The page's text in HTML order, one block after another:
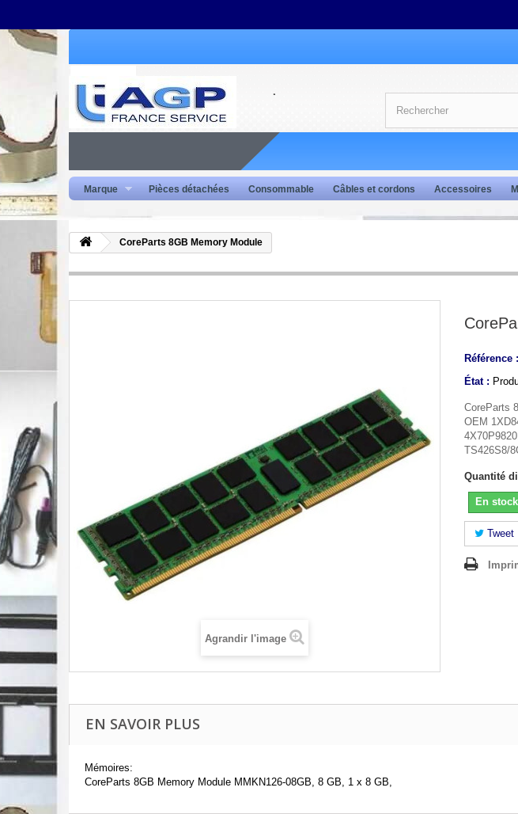
Marque Pièces détachées Consommable Câbles et cordons Accessoires
CoreParts 8GB Memory Module
Agrandir l'image
Référence :
État :
CoreParts
OEM
TS426S8/
Quantité
En
Tweet
EN SAVOIR PLUS
Mémoires:
CoreParts 8GB Memory Module MMKN126-08GB, 8 GB, 1 x 8 GB,